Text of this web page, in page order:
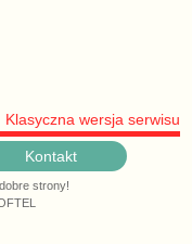
Klasyczna wersja serwisu
Kontakt
strony!